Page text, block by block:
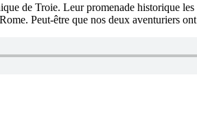
de Troie. Leur promenade historique les
Peut-être que nos deux aventuriers